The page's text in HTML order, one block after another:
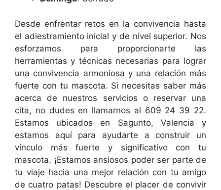
Desde enfrentar retos en la convivencia hasta
el adiestramiento inicial y de nivel superior. Nos
esforzamos para proporcionarte las
herramientas y técnicas necesarias para lograr
una convivencia armoniosa y una relación más
fuerte con tu mascota. Si necesitas saber más
acerca de nuestros servicios o reservar una
cita, no dudes en llamarnos al 609 24 39 22.
Estamos ubicados en Sagunto, Valencia y
estamos aquí para ayudarte a construir un
vínculo más fuerte y significativo con tu
mascota. ¡Estamos ansiosos poder ser parte de
tu viaje hacia una mejor relación con tu amigo
de cuatro patas! Descubre el placer de convivir